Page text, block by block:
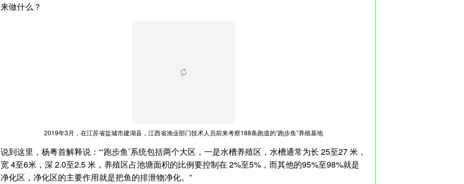
来做什么？
2019年3月，在江苏省盐城市建湖县，江西省渔业部门技术人员前来考察188条跑道的“跑步鱼”养殖基地
说到这里，杨粤首解释说：“‘跑步鱼’系统包括两个大区，一是水槽养殖区，水槽通常为长 25至27 米，
宽 4至6米，深 2.0至2.5 米，养殖区占池塘面积的比例要控制在 2%至5%，而其他的95%至98%就是
净化区，净化区的主要作用就是把鱼的排泄物净化。”